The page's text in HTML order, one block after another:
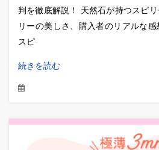
判を徹底解説！ 天然石が持つスピ
リーの美しさ、購入者のリアルな感
スピ
続きを読む